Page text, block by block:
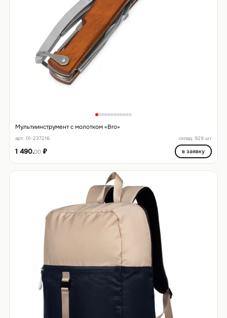
Мультиинструмент с молотком «Bro»
арт. 01-237216 склад: 929 шт
1 490.00₽ в заявку